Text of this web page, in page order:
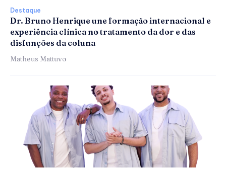
Destaque
Dr. Bruno Henrique une formação internacional e
experiência clínica no tratamento da dor e das
disfunções da coluna
Matheus Mattuvo